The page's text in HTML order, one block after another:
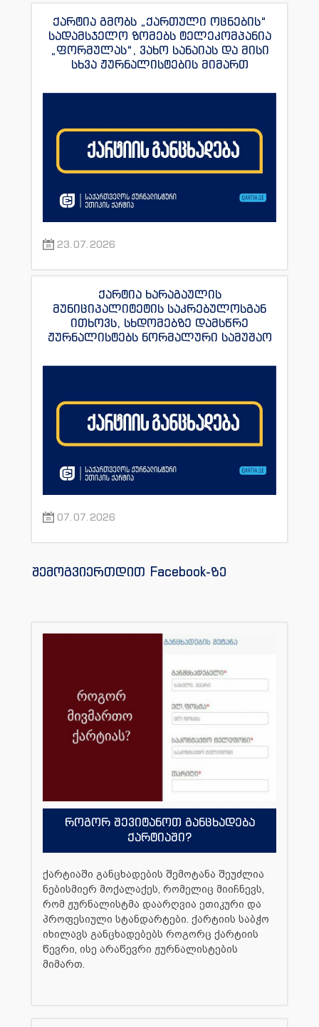
ქარტია გმობს „ქართული ოცნების“
სადამსჯელო ზომებს ტელეკომპანია
„ფორმულას“, ვახო სანაიას და მისი
სხვა ჟურნალისტების მიმართ
23.07.2026
ქარტია ხარაგაულის
მუნიციპალიტეტის საკრებულოსგან
ითხოვს, სხდომებზე დამსწრე
ჟურნალისტებს ნორმალური სამუშაო
07.07.2026
შემოგვიერთდით Facebook-ზე
როგორ შევიტანოთ განცხადება
ქარტიაში?
ქარტიაში განცხადების შემოტანა შეუძლია
ნებისმიერ მოქალაქეს, რომელიც მიიჩნევს,
რომ ჟურნალისტმა დაარღვია ეთიკური და
პროფესიული სტანდარტები. ქარტიის საბჭო
იხილავს განცხადებებს როგორც ქარტიის
წევრი, ისე არაწევრი ჟურნალისტების
მიმართ.